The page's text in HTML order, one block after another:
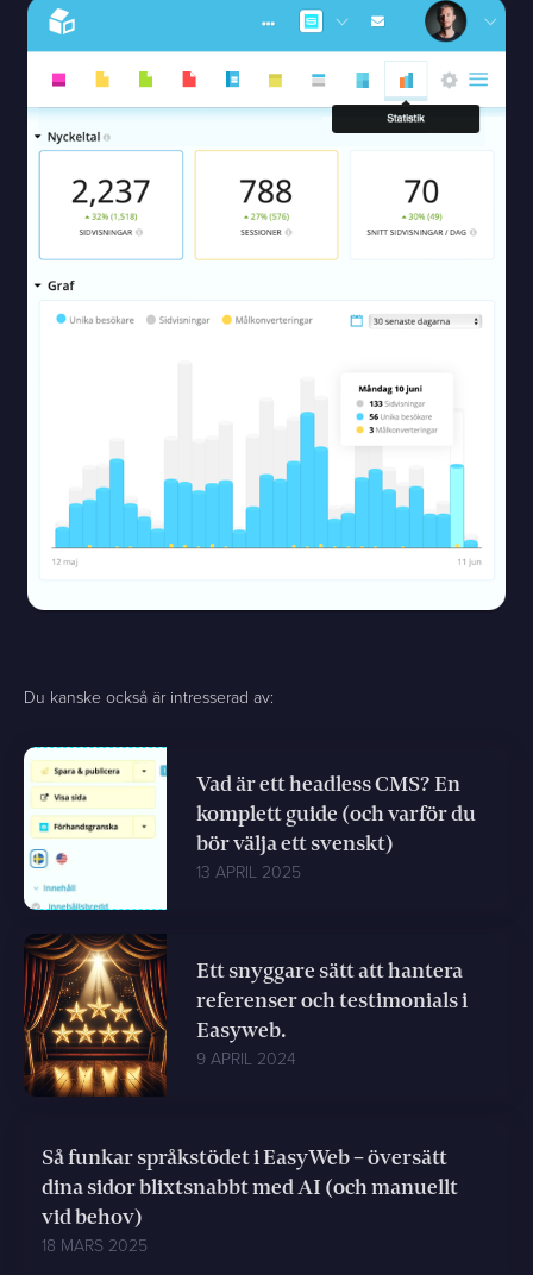
Du kanske också är intresserad av:
Vad är ett headless CMS? En
komplett guide (och varför du
bör välja ett svenskt)
13 APRIL 2025
Ett snyggare sätt att hantera
referenser och testimonials i
Easyweb.
9 APRIL 2024
Så funkar språkstödet i EasyWeb – översätt
dina sidor blixtsnabbt med AI (och manuellt
vid behov)
18 MARS 2025